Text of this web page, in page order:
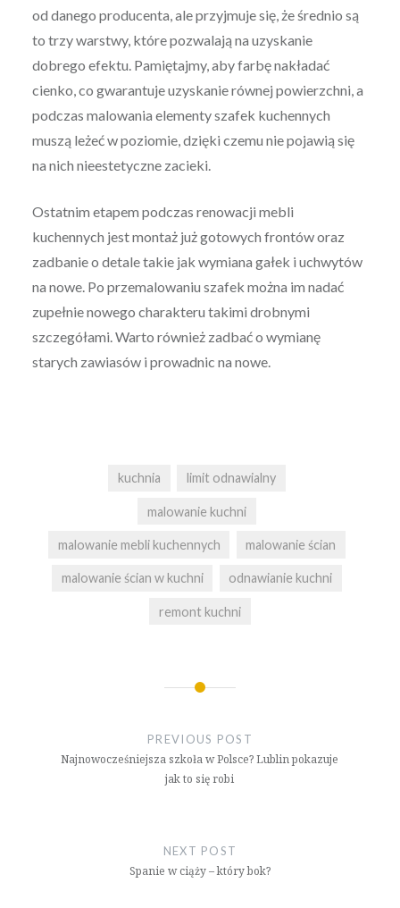
od danego producenta, ale przyjmuje się, że średnio są
to trzy warstwy, które pozwalają na uzyskanie
dobrego efektu. Pamiętajmy, aby farbę nakładać
cienko, co gwarantuje uzyskanie równej powierzchni, a
podczas malowania elementy szafek kuchennych
muszą leżeć w poziomie, dzięki czemu nie pojawią się
na nich nieestetyczne zacieki.
Ostatnim etapem podczas renowacji mebli
kuchennych jest montaż już gotowych frontów oraz
zadbanie o detale takie jak wymiana gałek i uchwytów
na nowe. Po przemalowaniu szafek można im nadać
zupełnie nowego charakteru takimi drobnymi
szczegółami. Warto również zadbać o wymianę
starych zawiasów i prowadnic na nowe.
kuchnia limit odnawialny
malowanie kuchni
malowanie mebli kuchennych malowanie ścian
malowanie ścian w kuchni odnawianie kuchni
remont kuchni
PREVIOUS POST
Najnowocześniejsza szkoła w Polsce? Lublin pokazuje
jak to się robi
NEXT POST
Spanie w ciąży – który bok?